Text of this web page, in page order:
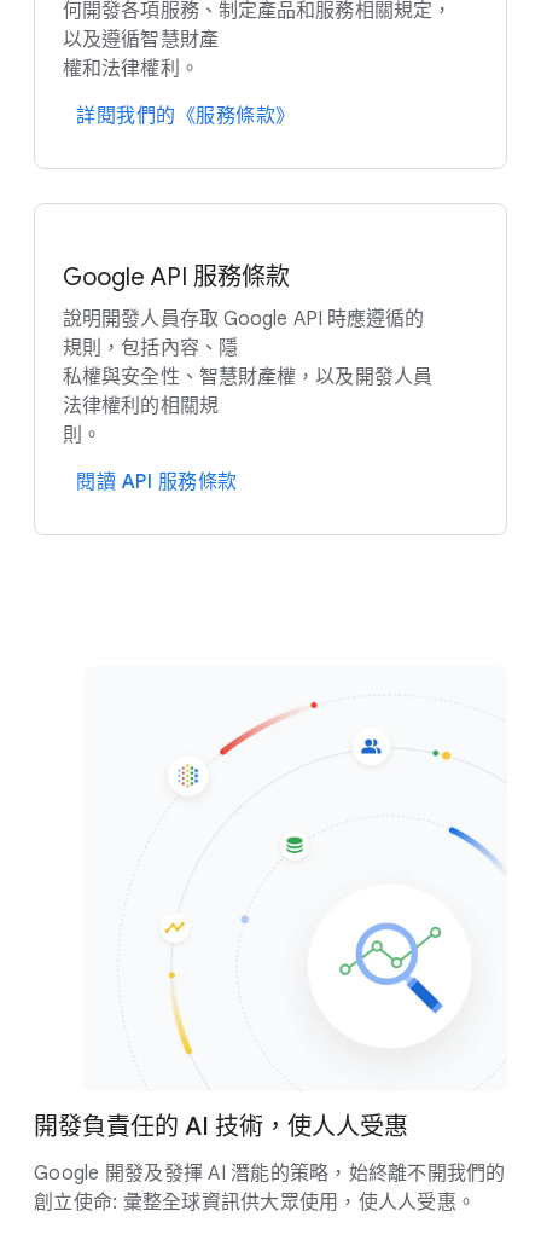
何​開發​各​項​服務、​制定​產品​和​服務​相關​規定，​
以及​遵循​智慧​財產
權​和​法律​權利。
詳閱​我們​的​《服務​條款​》
Google API 服務​條款
說明​開發​人員​存取 Google API 時​應​遵循​的​
規則，​包括​內容、​隱
私權​與​安全性、​智慧​財產權，​以及​開發​人員​
法律權利​的​相關​規
則。
閱讀 API 服務​條款
開發​負​責任​的 A​I 技術，​使​人​人​受​惠
Google 開發​及​發揮 AI 潛能​的​策略，​始終離​不​開​我們​的​
創立​使​命: 彙整​全球​資訊​供​大眾​使用，​使​人​人​受惠。